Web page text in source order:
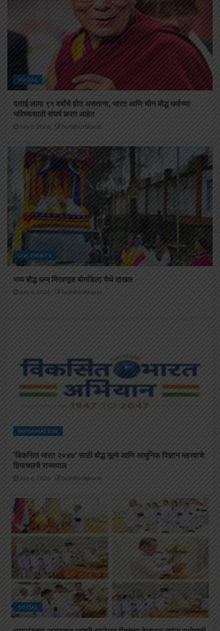
SOCIAL
दलाई लामा ९१ वर्षांचे होत असताना, भारत आणि चीन बौद्ध धर्माच्या
भविष्यासाठी संघर्ष करत आहेत
July 8, 2026 buddhistbharat
LIVE EVENTS
भव्य बौद्ध धम्म मिरवणूक बोमडिला येथे दाखल
July 6, 2026 buddhistbharat
INFORMATION
‘विकसित भारत २०४७’ साठी बौद्ध मूल्ये आणि आधुनिक विज्ञान महत्त्वाचे:
हिमाचलचे राज्यपाल
July 6, 2026 buddhistbharat
SOCIAL